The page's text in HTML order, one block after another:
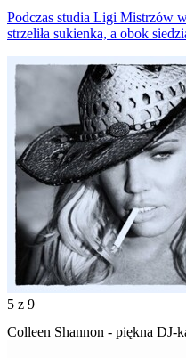
Podczas studia Ligi Mistrzów
strzeliła sukienka, a obok
5 z 9
Colleen Shannon - piękna DJ-